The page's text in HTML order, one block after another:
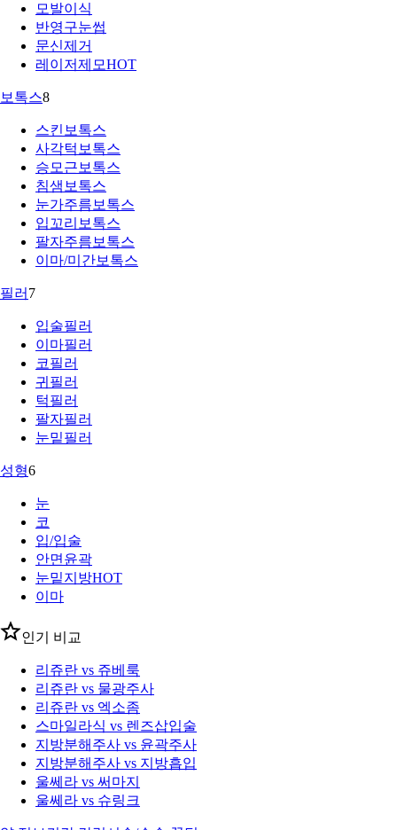
모발이식
반영구눈썹
문신제거
레이저제모HOT
보톡스8
스킨보톡스
사각턱보톡스
승모근보톡스
침샘보톡스
눈가주름보톡스
입꼬리보톡스
팔자주름보톡스
이마/미간보톡스
필러 7
입술필러
이마필러
코필러
귀필러
턱필러
팔자필러
눈밑필러
성형6
눈
코
입/입술
안면윤곽
눈밑지방HOT
이마
인기 비교
리쥬란 vs 쥬베룩
리쥬란 vs 물광주사
리쥬란 vs 엑소좀
스마일라식 vs 렌즈삽입술
지방분해주사 vs 윤곽주사
지방분해주사 vs 지방흡입
울쎄라 vs 써마지
울쎄라 vs 슈링크